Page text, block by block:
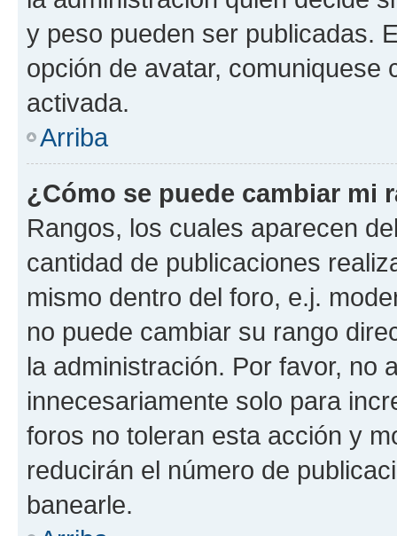
y peso pueden ser publicadas.
opción de avatar, comuniquese
activada.
Arriba
¿Cómo se puede cambiar mi
Rangos, los cuales aparecen
cantidad de publicaciones
mismo dentro del foro, e.j.
no puede cambiar su rango
la administración. Por favor, no
innecesariamente solo para
foros no toleran esta acción y
reducirán el número de
banearle.